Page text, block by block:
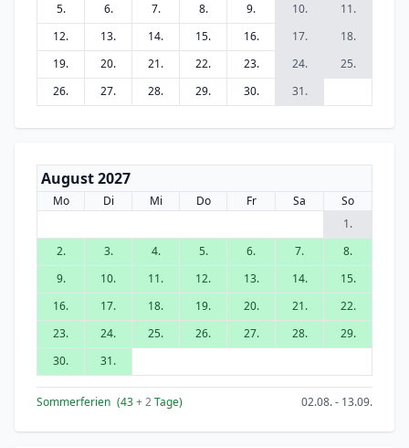
5.
6. 7. 8. 9. 10.
11.
12.
13. 14. 15. 16. 17.
18.
19.
20. 21. 22. 23. 24.
25.
26.
27. 28. 29. 30. 31.
August 2027
Mo Di Mi Do Fr Sa
So
1.
2.
3. 4. 5. 6. 7.
8.
9.
10. 11. 12. 13. 14.
15.
16.
17. 18. 19. 20. 21.
22.
23.
24. 25. 26. 27. 28.
29.
30.
31.
Sommerferien (43+ 2Tage) 02.08. - 13.09.